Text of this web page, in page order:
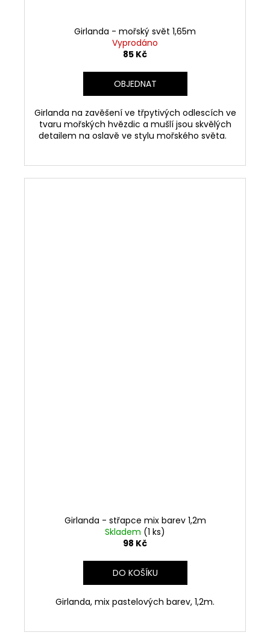
Girlanda - mořský svět 1,65m
Vyprodáno
85 Kč
OBJEDNAT
Girlanda na zavěšení ve třpytivých odlescích ve
tvaru mořských hvězdic a mušlí jsou skvělých
detailem na oslavě ve stylu mořského světa.
Girlanda - střapce mix barev 1,2m
Skladem (1 ks)
98 Kč
DO KOŠÍKU
Girlanda, mix pastelových barev, 1,2m.